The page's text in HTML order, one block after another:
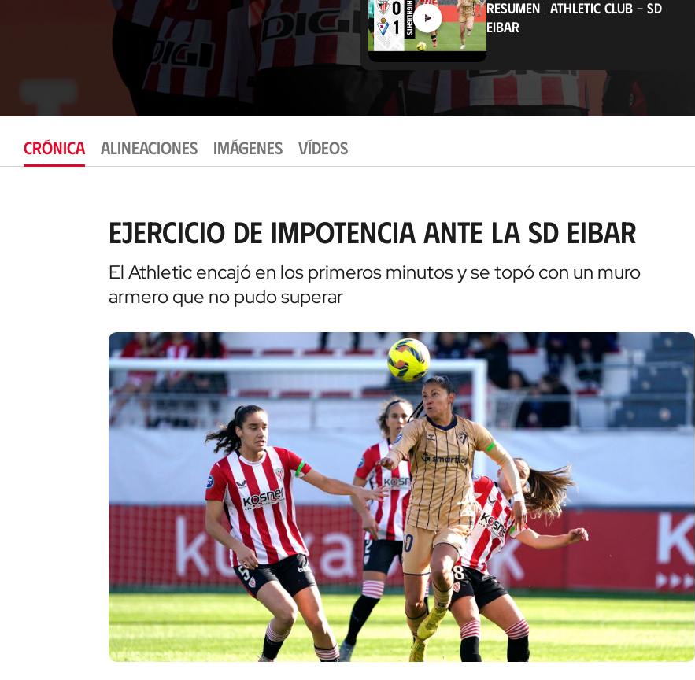
a
n
RESUMEN | ATHLETIC CLUB - SD
EIBAR
CRÓNICA ALINEACIONES IMÁGENES VÍDEOS
Ejercicio de impotencia ante la SD Eibar
El Athletic encajó en los primeros minutos y se topó con un muro
armero que no pudo superar